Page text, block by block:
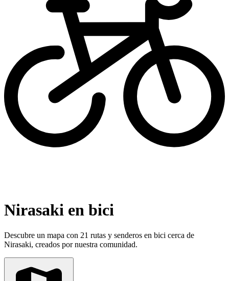
Nirasaki en bici
Descubre un mapa con 21 rutas y senderos en bici cerca de
Nirasaki, creados por nuestra comunidad.